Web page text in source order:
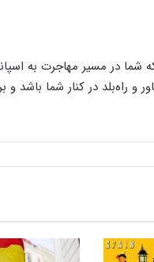
در مسیر مهاجرت به
و راه‌بلد در کنار شما باشد